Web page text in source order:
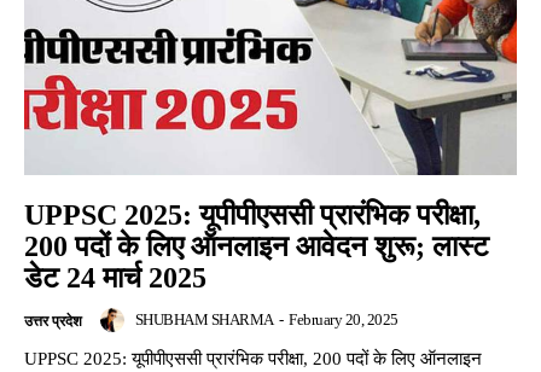
UPPSC 2025: यूपीपीएससी प्रारंभिक परीक्षा,
200 पदों के लिए ऑनलाइन आवेदन शुरू; लास्ट
डेट 24 मार्च 2025
उत्तर प्रदेश SHUBHAM SHARMA - February 20, 2025
UPPSC 2025: यूपीपीएससी प्रारंभिक परीक्षा, 200 पदों के लिए ऑनलाइन